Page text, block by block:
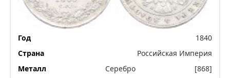
1840
Российская Империя
Серебро
[868]